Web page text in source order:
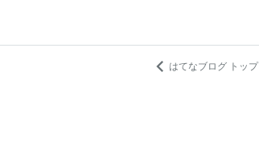
はてなブログ トップ